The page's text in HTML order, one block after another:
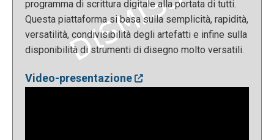
programma di scrittura digitale alla portata di tutti.
Questa piattaforma si basa sulla semplicità, rapidità,
versatilità, condivisibilità degli artefatti e infine sulla
disponibilità di strumenti di disegno molto versatili.
Video-presentazione